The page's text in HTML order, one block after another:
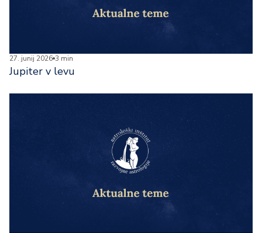
27. junij 2026 3 min
Jupiter v levu